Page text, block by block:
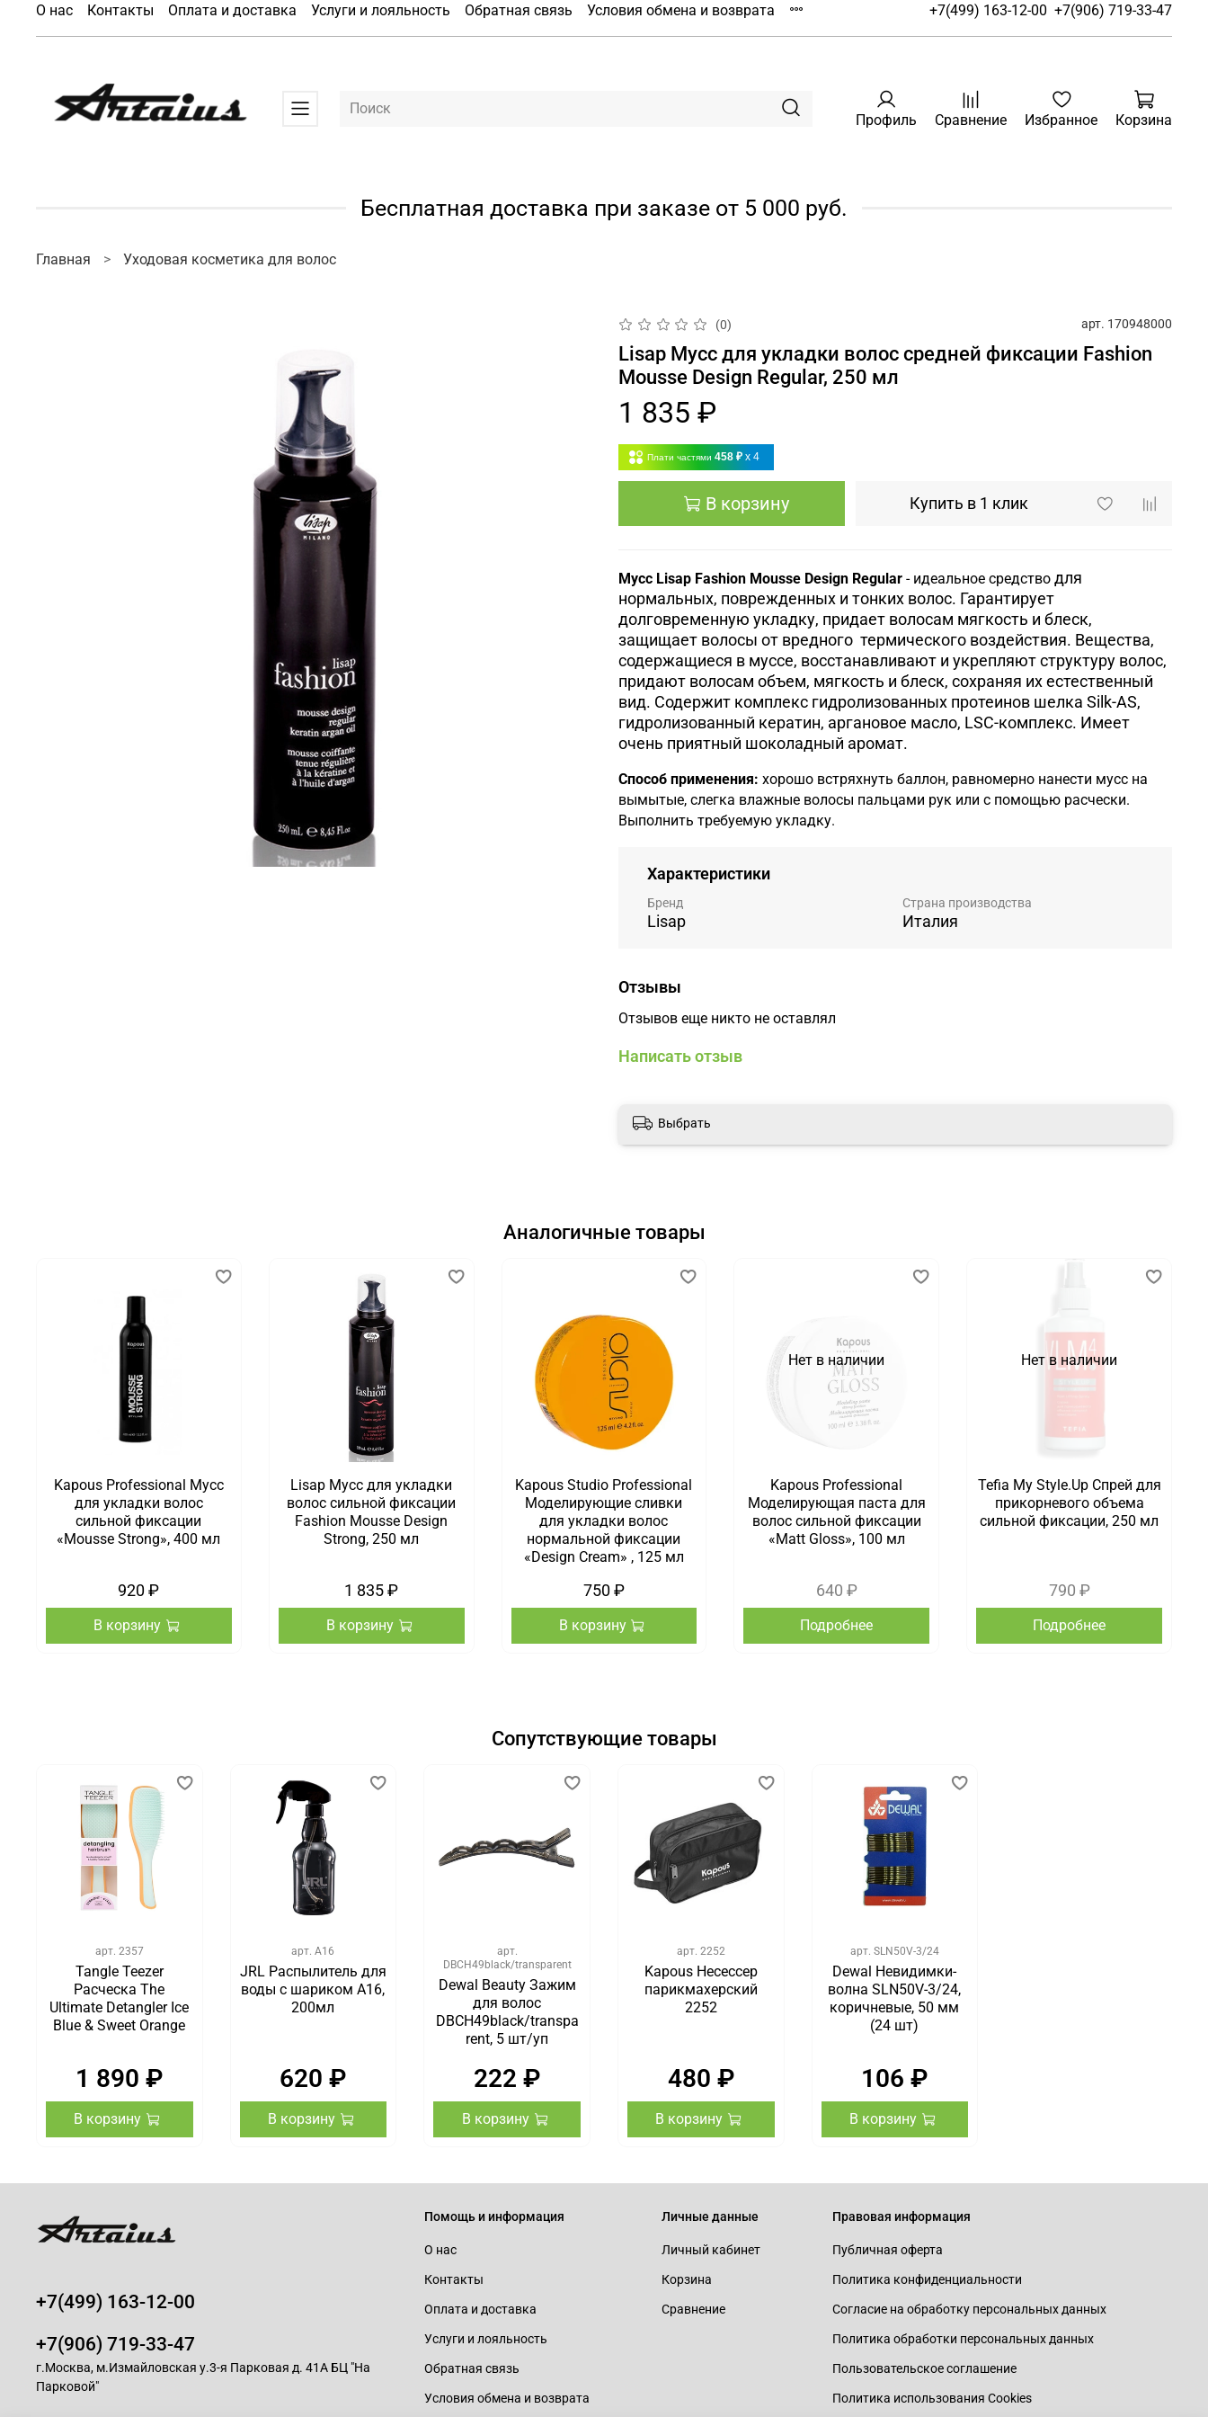
О нас Контакты Оплата и доставка Услуги и лояльность Обратная связь Условия обмена и возврата +7(499) 163-12-00 +7(906) 719-33-47
Профиль Сравнение Избранное Корзина
Бесплатная доставка при заказе от 5 000 руб.
Главная Уходовая косметика для волос
(0) арт. 170948000
Lisap Мусс для укладки волос средней фиксации Fashion
Mousse Design Regular, 250 мл
1 835 ₽
Плати частями 458 ₽ x 4
В корзину Купить в 1 клик
Мусс Lisap Fashion Mousse Design Regular - идеальное средство для
нормальных, поврежденных и тонких волос. Гарантирует
долговременную укладку, придает волосам мягкость и блеск,
защищает волосы от вредного термического воздействия. Вещества,
содержащиеся в муссе, восстанавливают и укрепляют структуру волос,
придают волосам объем, мягкость и блеск, сохраняя их естественный
вид. Содержит комплекс гидролизованных протеинов шелка Silk-AS,
гидролизованный кератин, аргановое масло, LSC-комплекс. Имеет
очень приятный шоколадный аромат.
Способ применения: хорошо встряхнуть баллон, равномерно нанести мусс на
вымытые, слегка влажные волосы пальцами рук или с помощью расчески.
Выполнить требуемую укладку.
Характеристики
Бренд
Lisap
Страна производства
Италия
Отзывы
Отзывов еще никто не оставлял
Написать отзыв
Выбрать
Аналогичные товары
Kapous Professional Мусс
для укладки волос
сильной фиксации
«Mousse Strong», 400 мл
920 ₽
В корзину
Lisap Мусс для укладки
волос сильной фиксации
Fashion Mousse Design
Strong, 250 мл
1 835 ₽
В корзину
Kapous Studio Professional
Моделирующие сливки
для укладки волос
нормальной фиксации
«Design Cream» , 125 мл
750 ₽
В корзину
Нет в наличии
Kapous Professional
Моделирующая паста для
волос сильной фиксации
«Matt Gloss», 100 мл
640 ₽
Подробнее
Нет в наличии
Tefia My Style.Up Спрей для
прикорневого объема
сильной фиксации, 250 мл
790 ₽
Подробнее
Сопутствующие товары
арт. 2357
Tangle Teezer
Расческа The
Ultimate Detangler Ice
Blue & Sweet Orange
1 890 ₽
В корзину
арт.А16
JRL Распылитель для
воды с шариком A16,
200мл
620 ₽
В корзину
арт.
DBCH49black/transparent
Dewal Beauty Зажим
для волос
DBCH49black/transpa
rent, 5 шт/уп
222 ₽
В корзину
арт. 2252
Kapous Несессер
парикмахерский
2252
480 ₽
В корзину
арт. SLN50V-3/24
Dewal Невидимки-
волна SLN50V-3/24,
коричневые, 50 мм
(24 шт)
106 ₽
В корзину
Помощь и информация
О нас
Контакты
Оплата и доставка
Услуги и лояльность
Обратная связь
Условия обмена и возврата
Личные данные
Личный кабинет
Корзина
Сравнение
Правовая информация
Публичная оферта
Политика конфиденциальности
Согласие на обработку персональных данных
Политика обработки персональных данных
Пользовательское соглашение
Политика использования Cookies
+7(499) 163-12-00
+7(906) 719-33-47
г.Москва, м.Измайловская у.3-я Парковая д. 41А БЦ "На
Парковой"